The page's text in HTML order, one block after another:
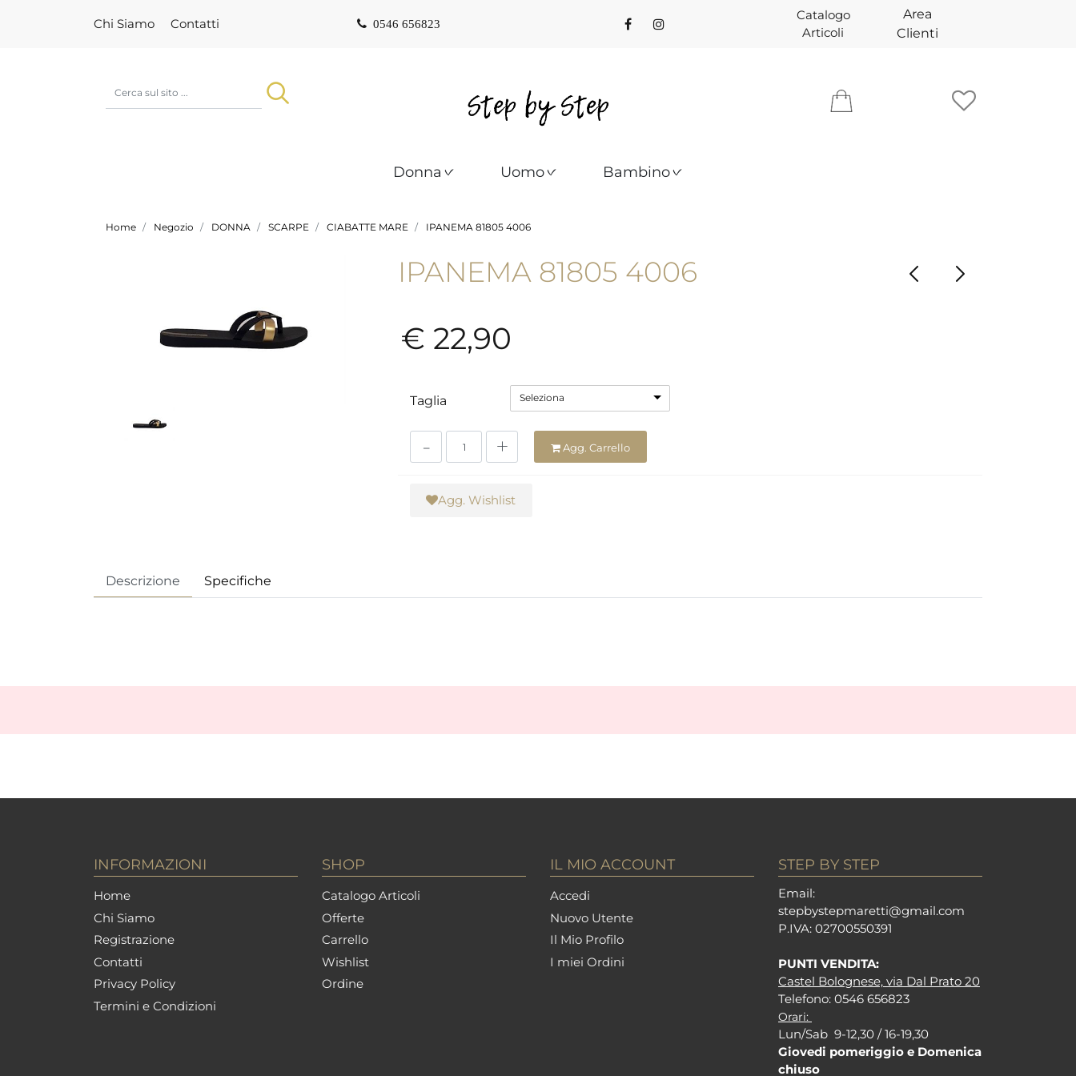
Chi Siamo Contatti 0546 656823
Catalogo
Articoli
Area
Clienti
Donna Uomo Bambino
Home Negozio DONNA SCARPE CIABATTE MARE IPANEMA 81805 4006
IPANEMA 81805 4006
€ 22,90
Taglia Seleziona
Agg. Carrello
Agg. Wishlist
Descrizione Specifiche
INFORMAZIONI
Home
Chi Siamo
Registrazione
Contatti
Privacy Policy
Termini e Condizioni
SHOP
Catalogo Articoli
Offerte
Carrello
Wishlist
Ordine
IL MIO ACCOUNT
Accedi
Nuovo Utente
Il Mio Profilo
I miei Ordini
STEP BY STEP
Email:
stepbystepmaretti@gmail.com
P.IVA: 02700550391
PUNTI VENDITA:
Castel Bolognese, via Dal Prato 20
Telefono: 0546 656823
Orari:
Lun/Sab 9-12,30 / 16-19,30
Giovedi pomeriggio e Domenica
chiuso